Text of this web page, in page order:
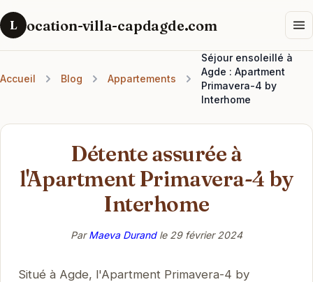
L ocation-villa-capdagde.com
Accueil Blog Appartements
Séjour ensoleillé à
Agde : Apartment
Primavera-4 by
Interhome
Détente assurée à
l'Apartment Primavera-4 by
Interhome
ParMaeva Durandle 29 février 2024
Situé à Agde, l'Apartment Primavera-4 by